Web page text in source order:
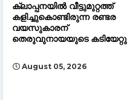
ക്ലാപ്പനയിൽ വീട്ടുമുറ്റത്ത്
കളിച്ചുകൊണ്ടിരുന്ന രണ്ടര
വയസുകാരന്
തെരുവുനായയുടെ കടിയേറ്റു
August 05, 2026